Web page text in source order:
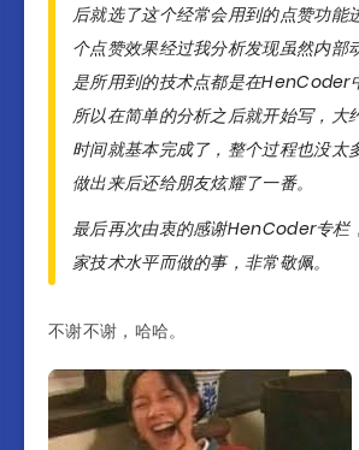
后就选了这个经常会用到的点赞功能
个点赞效果经过我分析发现虽然内部
是所用到的技术点都是在HenCoder
所以在简单的分析之后就开始写，大
时间就基本完成了，整个过程也没太
做出来后还给朋友炫耀了一番。
最后再次由衷的感谢HenCoder专栏
家技术水平而做的事，非常敬佩。
不谢不谢，哈哈。